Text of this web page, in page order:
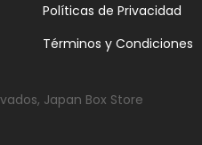
Políticas de Privacidad
Términos y Condiciones
Japan Box Store
🌸